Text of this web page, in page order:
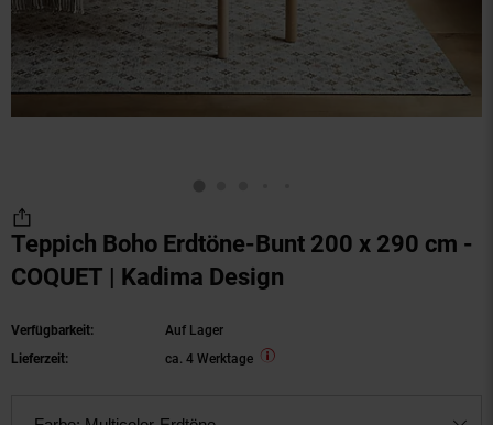
Teppich Boho Erdtöne-Bunt 200 x 290 cm -
COQUET | Kadima Design
Verfügbarkeit:
Auf Lager
Lieferzeit:
ca. 4 Werktage